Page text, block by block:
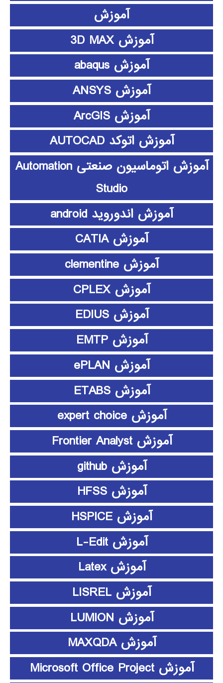
آموزش
آموزش 3D MAX
آموزش abaqus
آموزش ANSYS
آموزش ArcGIS
آموزش اتوکد AUTOCAD
آموزش اتوماسیون صنعتی Automation
Studio
آموزش اندوروید android
آموزش CATIA
آموزش clementine
آموزش CPLEX
آموزش EDIUS
آموزش EMTP
آموزش ePLAN
آموزش ETABS
آموزش expert choice
آموزش Frontier Analyst
آموزش github
آموزش HFSS
آموزش HSPICE
آموزش L-Edit
آموزش Latex
آموزش LISREL
آموزش LUMION
آموزش MAXQDA
آموزش Microsoft Office Project